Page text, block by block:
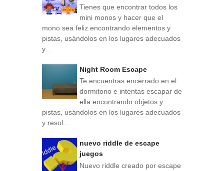
Tienes que encontrar todos los
mini monos y hacer que el
mono sea feliz encontrando elementos y
pistas, usándolos en los lugares adecuados
y...
Night Room Escape
Te encuentras encerrado en el
dormitorio e intentas escapar de
ella encontrando objetos y
pistas, usándolos en los lugares adecuados
y resol...
nuevo riddle de escape
juegos
Nuevo riddle creado por escape